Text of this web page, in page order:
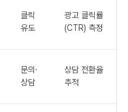
클릭
유도
광고 클릭률
(CTR) 측정
문의·
상담
상담 전환율
추적